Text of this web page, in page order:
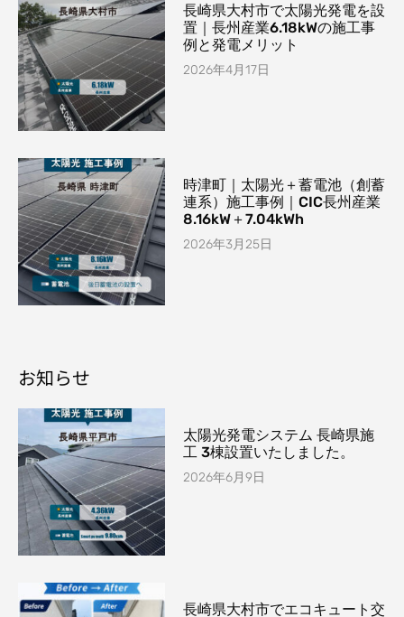
長崎県大村市で太陽光発電を設
置｜長州産業6.18kWの施工事
例と発電メリット
2026年4月17日
時津町｜太陽光＋蓄電池（創蓄
連系）施工事例｜CIC長州産業
8.16kW＋7.04kWh
2026年3月25日
お知らせ
太陽光発電システム 長崎県施
工 3棟設置いたしました。
2026年6月9日
長崎県大村市でエコキュート交